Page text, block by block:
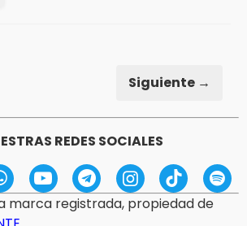
Siguiente →
REDES SOCIALES
marca registrada, propiedad de